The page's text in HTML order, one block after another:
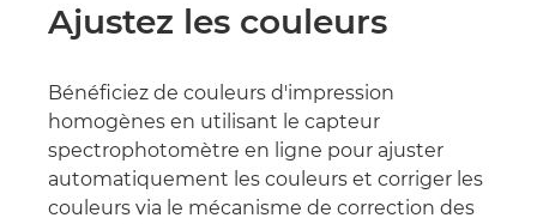
Ajustez les couleurs
Bénéficiez de couleurs d'impression
homogènes en utilisant le capteur
spectrophotomètre en ligne pour ajuster
automatiquement les couleurs et corriger les
couleurs via le mécanisme de correction des